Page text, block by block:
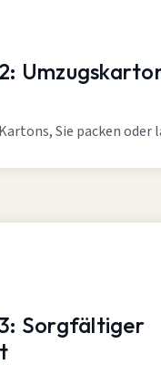
Sie packen oder
Sorgfältiger